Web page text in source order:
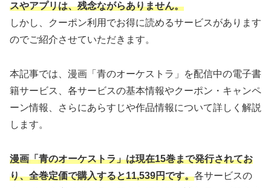
スやアプリは、残念ながらありません。
しかし、クーポン利用でお得に読めるサービスがあります
のでご紹介させていただきます。
本記事では、漫画「青のオーケストラ」を配信中の電子書
籍サービス、各サービスの基本情報やクーポン・キャンペ
ーン情報、さらにあらすじや作品情報について詳しく解説
します。
漫画「青のオーケストラ」は現在15巻まで発行されてお
り、全巻定価で購入すると11,539円です。各サービスの